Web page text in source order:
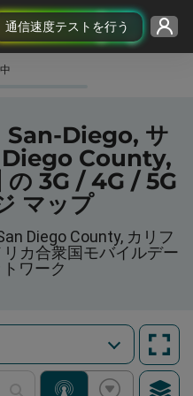
通信速度テストを行う
San-Diego, サ
Diego County,
の 3G / 4G / 5G
マップ
Diego County, カリフ
カ合衆国モバイルデー
ワーク